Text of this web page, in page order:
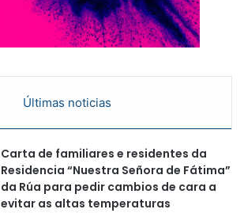
Últimas noticias
Carta de familiares e residentes da
Residencia “Nuestra Señora de Fátima”
da Rúa para pedir cambios de cara a
evitar as altas temperaturas